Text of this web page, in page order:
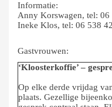
Informatie:
Anny Korswagen, tel: 06
Ineke Klos, tel: 06 538
Gastvrouwen:
‘Kloosterkoffie’ –
Op elke derde vrijdag
plaats. Gezellige